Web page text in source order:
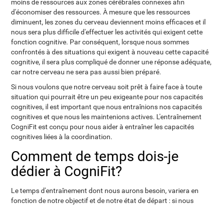
moins de ressources aux zones cérébrales connexes afin
d'économiser des ressources. À mesure que les ressources
diminuent, les zones du cerveau deviennent moins efficaces et il
nous sera plus difficile d'effectuer les activités qui exigent cette
fonction cognitive. Par conséquent, lorsque nous sommes
confrontés à des situations qui exigent à nouveau cette capacité
cognitive, il sera plus compliqué de donner une réponse adéquate,
car notre cerveau ne sera pas aussi bien préparé.
Si nous voulons que notre cerveau soit prêt à faire face à toute
situation qui pourrait être un peu exigeante pour nos capacités
cognitives, il est important que nous entraînions nos capacités
cognitives et que nous les maintenions actives. L'entraînement
CogniFit est conçu pour nous aider à entraîner les capacités
cognitives liées à la coordination.
Comment de temps dois-je
dédier à CogniFit?
Le temps d'entraînement dont nous aurons besoin, variera en
fonction de notre objectif et de notre état de départ : si nous